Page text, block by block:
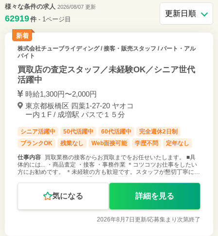
様々な条件の求人 2026/08/07 更新
62919件 - 1ページ目
新着
株式会社チューブライディング/ 接客・販売スタッフ / パート・アル
バイト
買取店の査定スタッフ／未経験OK／シニア世代
活躍中
時給1,300円〜2,000円
東京都板橋区 四葉1-27-20 ヤオコ
ー内１F / 成増駅 バスで１５分
シニア活躍中 50代活躍中 60代活躍中
完全週休2日制
ブランクOK
残業なし Web面接可能 学歴不問 定年なし
仕事内容
買取業務の接客からお買取までをお任せいたします。 ■具
体的には... ・商品査定 ・接客 ・事務作業 ＊コツコツお仕事をしたい
方にお勧めです。 ＊未経験の方も歓迎です。スタッフが懇切丁寧にサ
気になる 詳細を見る
2026年8月7日更新/応募集まり次第終了